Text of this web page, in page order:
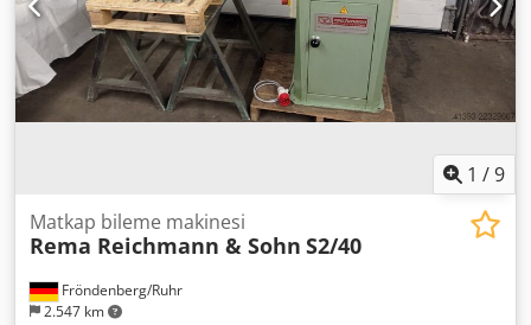
1 /9
Fröndenberg/Ruhr
2.547 km
Matkap bileme makinesi
Rema Reichmann & Sohn S2/40